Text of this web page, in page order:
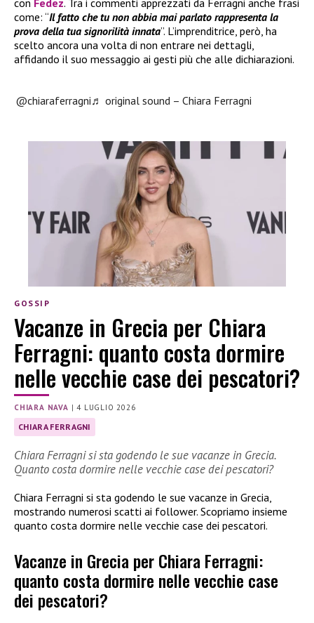
come: “Il fatto che tu non abbia mai parlato rappresenta la
prova della tua signorilità innata”. L’imprenditrice, però, ha
scelto ancora una volta di non entrare nei dettagli,
affidando il suo messaggio ai gesti più che alle dichiarazioni.
@chiaraferragni♬ original sound – Chiara Ferragni
GOSSIP
Vacanze in Grecia per Chiara
Ferragni: quanto costa dormire
nelle vecchie case dei pescatori?
CHIARA NAVA |4 LUGLIO 2026
CHIARA FERRAGNI
Chiara Ferragni si sta godendo le sue vacanze in Grecia.
Quanto costa dormire nelle vecchie case dei pescatori?
Chiara Ferragni si sta godendo le sue vacanze in Grecia,
mostrando numerosi scatti ai follower. Scopriamo insieme
quanto costa dormire nelle vecchie case dei pescatori.
Vacanze in Grecia per Chiara Ferragni:
quanto costa dormire nelle vecchie case
dei pescatori?